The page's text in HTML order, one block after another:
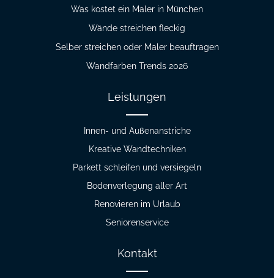
Was kostet ein Maler in München
Wände streichen fleckig
Selber streichen oder Maler beauftragen
Wandfarben Trends 2026
Leistungen
Innen- und Außenanstriche
Kreative Wandtechniken
Parkett schleifen und versiegeln
Bodenverlegung aller Art
Renovieren im Urlaub
Seniorenservice
Kontakt